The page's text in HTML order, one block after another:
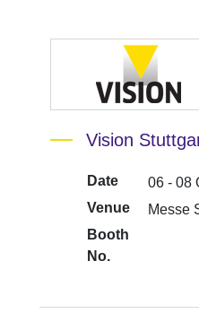
Vision
Date
06 - 08
Venue
Messe
Booth
No.